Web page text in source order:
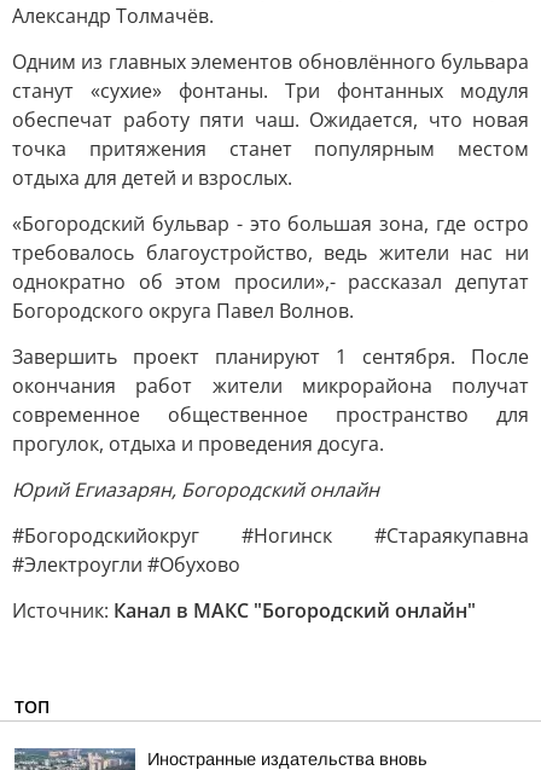
Александр Толмачёв.
Одним из главных элементов обновлённого бульвара
станут «сухие» фонтаны. Три фонтанных модуля
обеспечат работу пяти чаш. Ожидается, что новая
точка притяжения станет популярным местом
отдыха для детей и взрослых.
«Богородский бульвар - это большая зона, где остро
требовалось благоустройство, ведь жители нас ни
однократно об этом просили»,- рассказал депутат
Богородского округа Павел Волнов.
Завершить проект планируют 1 сентября. После
окончания работ жители микрорайона получат
современное общественное пространство для
прогулок, отдыха и проведения досуга.
Юрий Егиазарян, Богородский онлайн
#Богородскийокруг #Ногинск #Стараякупавна
#Электроугли #Обухово
Источник: Канал в МАКС "Богородский онлайн"
ТОП
Иностранные издательства вновь